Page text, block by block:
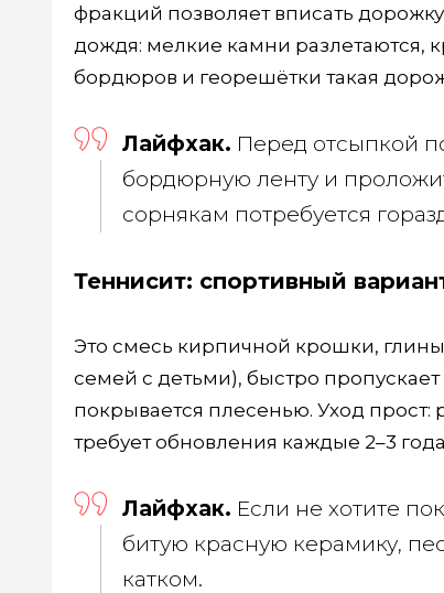
фракций позволяет вписать
дождя: мелкие камни разлетаются,
бордюров и георешётки такая
Лайфхак. Перед отсыпкой
бордюрную ленту и
сорнякам потребуется
Теннисит: спортивный
Это смесь кирпичной крошки,
семей с детьми), быстро
покрывается плесенью. Уход прост:
требует обновления каждые 2–3
Лайфхак. Если не хотите
битую красную керамику,
катком.